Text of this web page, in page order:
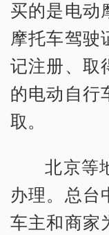
买的是电动
摩托车驾驶
记注册、取
的电动自行
取。
北京等
办理。总台
车主和商家